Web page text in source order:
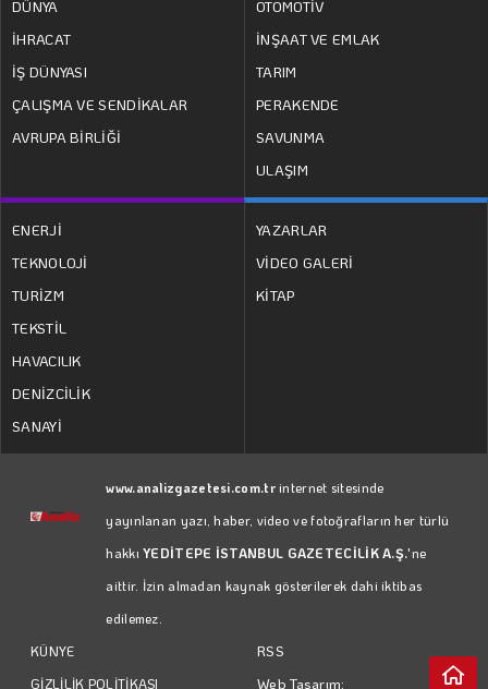
DÜNYA
İHRACAT
İŞ DÜNYASI
ÇALIŞMA VE SENDİKALAR
AVRUPA BİRLİĞİ
OTOMOTİV
İNŞAAT VE EMLAK
TARIM
PERAKENDE
SAVUNMA
ULAŞIM
ENERJİ
TEKNOLOJİ
TURİZM
TEKSTİL
HAVACILIK
DENİZCİLİK
SANAYİ
YAZARLAR
VİDEO GALERİ
KİTAP
www.analizgazetesi.com.trinternet sitesinde
yayınlanan yazı, haber, video ve fotoğrafların her türlü
hakkıYEDİTEPE İSTANBUL GAZETECİLİK A.Ş.'ne
aittir. İzin almadan kaynak gösterilerek dahi iktibas
edilemez.
KÜNYE
GİZLİLİK POLİTİKASI
RSS
Web Tasarım: